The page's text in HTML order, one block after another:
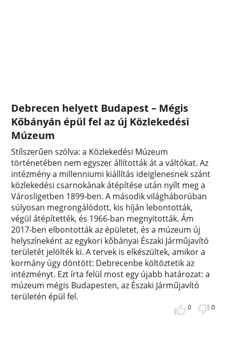
Debrecen helyett Budapest – Mégis
Kőbányán épül fel az új Közlekedési
Múzeum
Stílszerűen szólva: a Közlekedési Múzeum
történetében nem egyszer állították át a váltókat. Az
intézmény a millenniumi kiállítás ideiglenesnek szánt
közlekedési csarnokának átépítése után nyílt meg a
Városligetben 1899-ben. A második világháborúban
súlyosan megrongálódott, kis híján lebontották,
végül átépítették, és 1966-ban megnyitották. Ám
2017-ben elbontották az épületet, és a múzeum új
helyszíneként az egykori kőbányai Északi Járműjavító
területét jelölték ki. A tervek is elkészültek, amikor a
kormány úgy döntött: Debrecenbe költöztetik az
intézményt. Ezt írta felül most egy újabb határozat: a
múzeum mégis Budapesten, az Északi Járműjavító
területén épül fel.
0 0